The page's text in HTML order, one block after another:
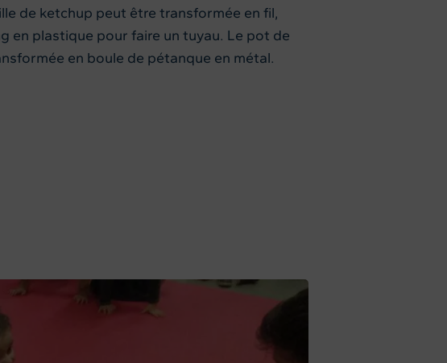
de ketchup peut être transformée en fil,
en plastique pour faire un tuyau. Le pot de
en boule de pétanque en métal.